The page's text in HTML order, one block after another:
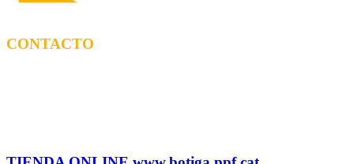
CONTACTO